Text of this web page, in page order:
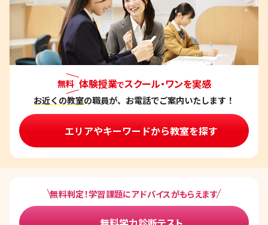
無料 体験授業でスクール・ワンを実感
お近くの教室の職員が、お電話でご案内いたします！
エリアやキーワードから教室を探す
無料判定！学習課題にアドバイスがもらえます